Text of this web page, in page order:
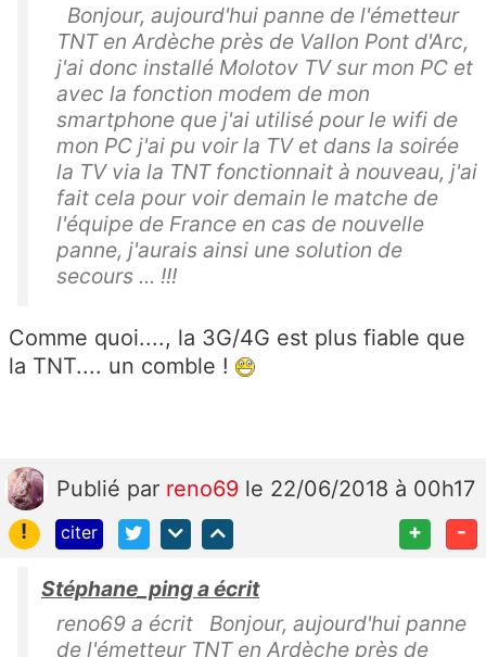
Bonjour, aujourd'hui panne de l'émetteur
TNT en Ardèche près de Vallon Pont d'Arc,
j'ai donc installé Molotov TV sur mon PC et
avec la fonction modem de mon
smartphone que j'ai utilisé pour le wifi de
mon PC j'ai pu voir la TV et dans la soirée
la TV via la TNT fonctionnait à nouveau, j'ai
fait cela pour voir demain le matche de
l'équipe de France en cas de nouvelle
panne, j'aurais ainsi une solution de
secours ... !!!
Comme quoi...., la 3G/4G est plus fiable que
la TNT.... un comble !
Publié par reno69 le 22/06/2018 à 00h17
!
citer + -
Stéphane_ping a écrit
reno69 a écrit Bonjour, aujourd'hui panne
de l'émetteur TNT en Ardèche près de